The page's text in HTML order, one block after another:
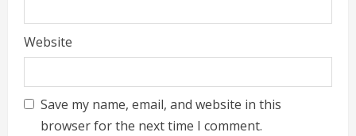
Website
Save my name, email, and website in this
browser for the next time I comment.